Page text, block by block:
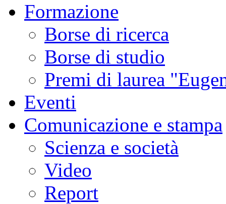
Formazione
Borse di ricerca
Borse di studio
Premi di laurea
Eventi
Comunicazione e stampa
Scienza e società
Video
Report